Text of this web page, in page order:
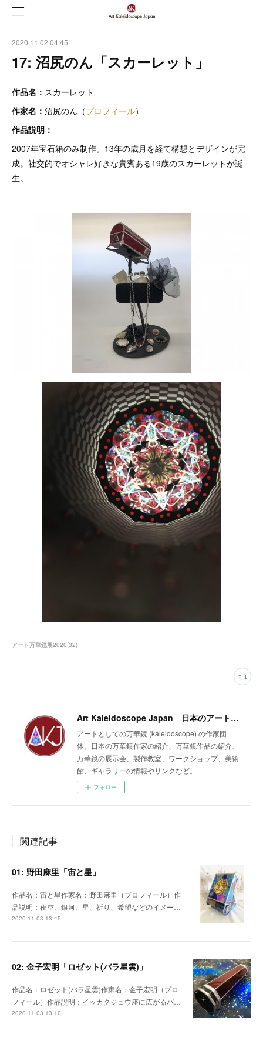
2020.11.02 04:45
17: 沼尻のん「スカーレット」
作品名： スカーレット
作家名： 沼尻のん（プロフィール）
作品説明：
2007年宝石箱のみ制作。13年の歳月を経て構想とデザインが完
成。社交的でオシャレ好きな貴賓ある19歳のスカーレットが誕
生。
アート万華鏡展2020(32)
Art Kaleidoscope Japan 日本のアート万華鏡の作家団体
アートとしての万華鏡 (kaleidoscope) の作家団
体。日本の万華鏡作家の紹介、万華鏡作品の紹介、
万華鏡の展示会、製作教室、ワークショップ、美術
館、ギャラリーの情報やリンクなど。
フォロー
関連記事
01: 野田麻里「宙と星」
作品名：宙と星作家名：野田麻里（プロフィール）作
品説明：夜空、銀河、星、祈り、希望などのイメー…
2020.11.03 13:45
02: 金子宏明「ロゼット(バラ星雲)」
作品名：ロゼット(バラ星雲)作家名：金子宏明（プロ
フィール）作品説明：イッカクジュウ座に広がるバ…
2020.11.03 13:10